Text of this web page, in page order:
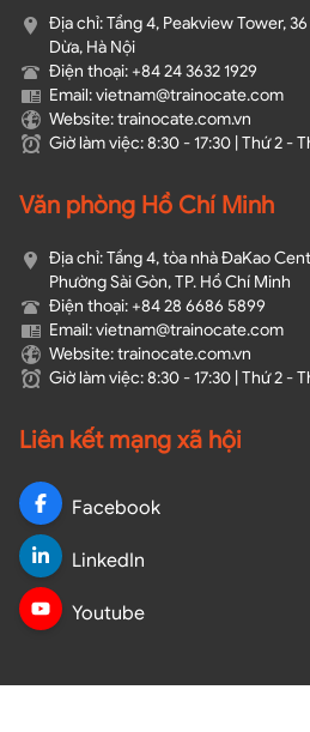
Địa chỉ: Tầng 4, Peakview Tower,
Dừa, Hà Nội
Điện thoại: +84 24 3632 1929
Email: vietnam@trainocate.com​
Website: trainocate.com.vn
Giờ làm việc: 8:30 - 17:30 | Thứ 2 -
Văn phòng Hồ Chí Minh
Địa chỉ: Tầng 4, tòa nhà ĐaKao
Phường Sài Gòn, TP. Hồ Chí Minh
Điện thoại: +84 28 6686 5899
Email: vietnam@trainocate.com​
Website: trainocate.com.vn
Giờ làm việc: 8:30 - 17:30 | Thứ 2 -
Liên kết mạng xã hội
Facebook
LinkedIn
Youtube